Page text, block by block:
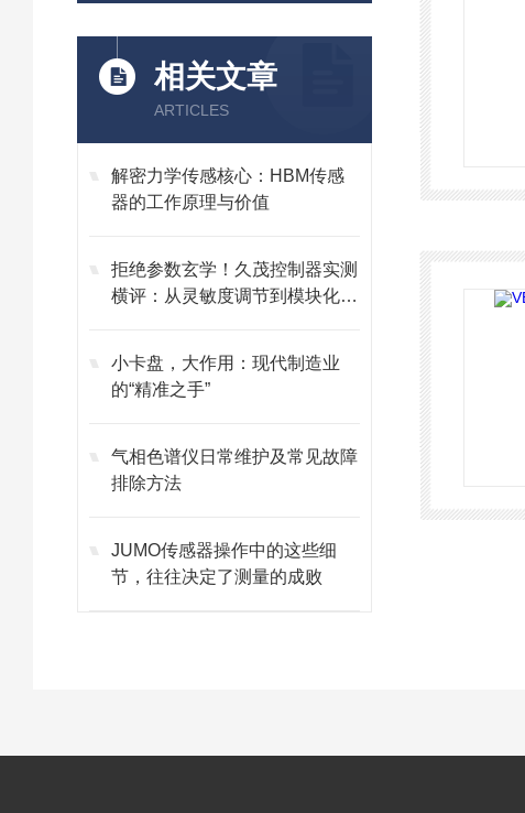
相关文章
ARTICLES
解密力学传感核心：HBM传感
器的工作原理与价值
拒绝参数玄学！久茂控制器实测
横评：从灵敏度调节到模块化维
小卡盘，大作用：现代制造业
的“精准之手”
气相色谱仪日常维护及常见故障
排除方法
JUMO传感器操作中的这些细
节，往往决定了测量的成败